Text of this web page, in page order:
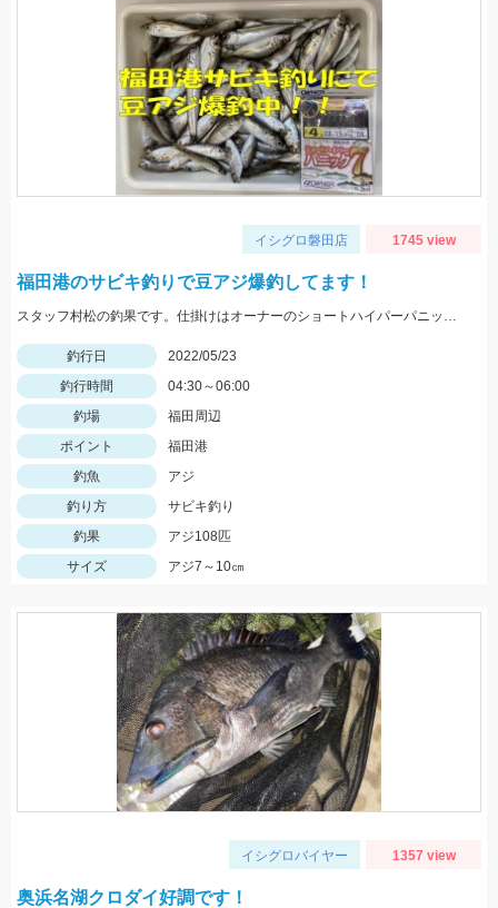
イシグロ磐田店 1745 view
福田港のサビキ釣りで豆アジ爆釣してます！
スタッフ村松の釣果です。仕掛けはオーナーのショートハイパーパニック4号を使用し、にアミエビを付けて釣りました。
釣行日
2022/05/23
釣行時間
04:30～06:00
釣場
福田周辺
ポイント
福田港
釣魚
アジ
釣り方
サビキ釣り
釣果
アジ108匹
サイズ
アジ7～10㎝
イシグロバイヤー 1357 view
奥浜名湖クロダイ好調です！